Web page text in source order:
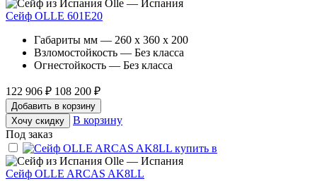
Olle — Испания
Сейф OLLE 601E20
Габариты мм — 260 x 360 x 200
Взломостойкость — Без класса
Огнестойкость — Без класса
122 906 ₽ 108 200 ₽
Добавить в корзину
Хочу скидку
В корзину
Под заказ
Olle — Испания
Сейф OLLE ARCAS AK8LL